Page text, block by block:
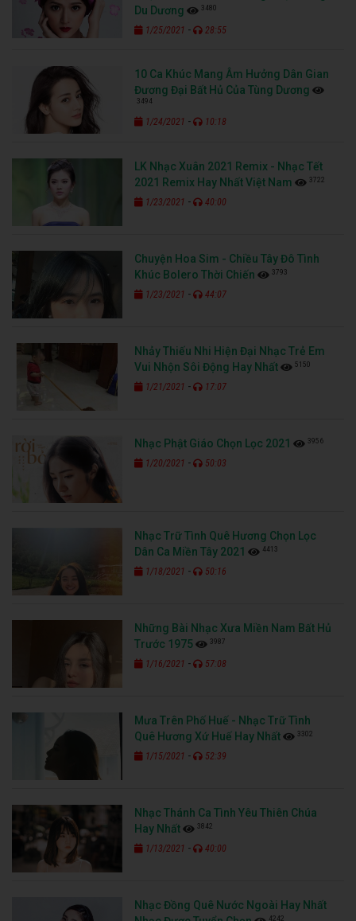
Du Dương
3480
1/25/2021 - 28:55
10 Ca Khúc Mang Âm Hưởng Dân Gian
Đương Đại Bất Hủ Của Tùng Dương
3494
1/24/2021 - 10:18
LK Nhạc Xuân 2021 Remix - Nhạc Tết
2021 Remix Hay Nhất Việt Nam
3722
1/23/2021 - 40:00
Chuyện Hoa Sim - Chiều Tây Đô Tình
Khúc Bolero Thời Chiến
3793
1/23/2021 - 44:07
Nhảy Thiếu Nhi Hiện Đại Nhạc Trẻ Em
Vui Nhộn Sôi Động Hay Nhất
5150
1/21/2021 - 17:07
Nhạc Phật Giáo Chọn Lọc 2021 3956
1/20/2021 - 50:03
Nhạc Trữ Tình Quê Hương Chọn Lọc
Dân Ca Miền Tây 2021
4413
1/18/2021 - 50:16
Những Bài Nhạc Xưa Miền Nam Bất Hủ
Trước 1975
3987
1/16/2021 - 57:08
Mưa Trên Phố Huế - Nhạc Trữ Tình
Quê Hương Xứ Huế Hay Nhất
3302
1/15/2021 - 52:39
Nhạc Thánh Ca Tình Yêu Thiên Chúa
Hay Nhất
3842
1/13/2021 - 40:00
Nhạc Đồng Quê Nước Ngoài Hay Nhất
4242